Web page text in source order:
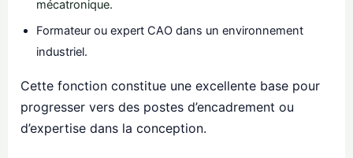
mécatronique.
Formateur ou expert CAO dans un environnement
industriel.
Cette fonction constitue une excellente base pour
progresser vers des postes d’encadrement ou
d’expertise dans la conception.